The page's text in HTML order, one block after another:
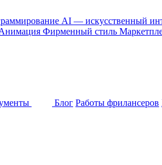
AI — искусственный
Фирменный стиль
Блог Работы фрилансеров